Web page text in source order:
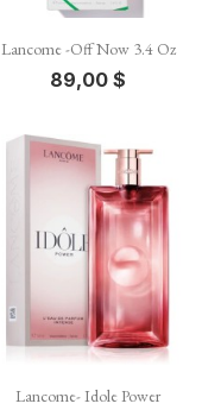
Lancome -Off Now 3.4 Oz
89,00 $
Lancome- Idole Power